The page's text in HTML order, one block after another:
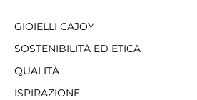
GIOIELLI CAJOY
SOSTENIBILITÀ ED ETICA
QUALITÀ
ISPIRAZIONE